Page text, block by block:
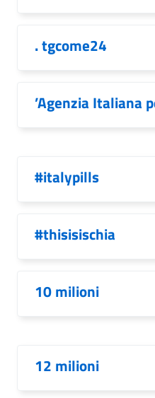
. tgcome24
’Agenzia Italiana
#italypills
#thisisischia
10 milioni
12 milioni